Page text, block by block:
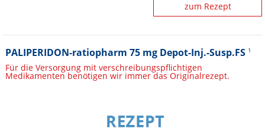
zum Rezept
PALIPERIDON-ratiopharm 75 mg Depot-Inj.-Susp.FS 1
Für die Versorgung mit verschreibungspflichtigen
Medikamenten benötigen wir immer das Originalrezept.